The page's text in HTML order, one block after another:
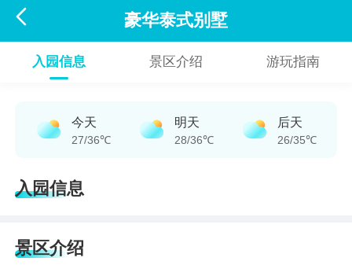
 豪华泰式别墅
入园信息 景区介绍 游玩指南
今天
27/36℃
明天
28/36℃
后天
26/35℃
入园信息
景区介绍